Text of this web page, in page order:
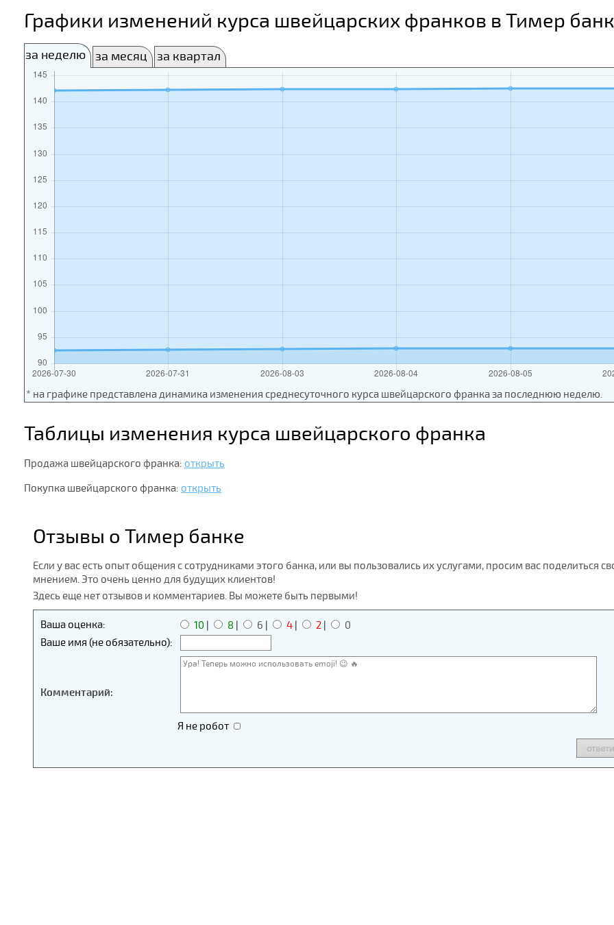
Графики изменений курса швейцарских франков в Тимер
за неделю за месяц за квартал
* на графике представлена динамика изменения среднесуточного курса швейцарского франка за последнюю неделю.
Таблицы изменения курса швейцарского франка
Продажа швейцарского франка: открыть
Покупка швейцарского франка: открыть
Отзывы о Тимер банке
Если у вас есть опыт общения с сотрудниками этого банка, или вы пользовались их услугами, просим вас поделиться
мнением. Это очень ценно для будущих клиентов!
Здесь еще нет отзывов и комментариев. Вы можете быть первыми!
Ваша оценка: 10 | 8 | 6 | 4 | 2 |
0
Ваше имя (не обязательно):
Комментарий:
Я не робот